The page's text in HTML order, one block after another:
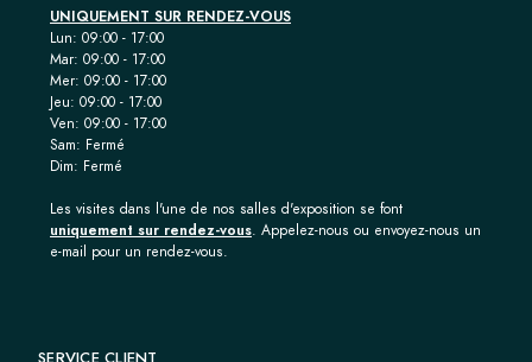
UNIQUEMENT SUR RENDEZ-VOUS
Lun: 09:00 - 17:00
Mar: 09:00 - 17:00
Mer: 09:00 - 17:00
Jeu: 09:00 - 17:00
Ven: 09:00 - 17:00
Sam: Fermé
Dim: Fermé
Les visites dans l'une de nos salles d'exposition se font
uniquement sur rendez-vous. Appelez-nous ou envoyez-nous un
e-mail pour un rendez-vous.